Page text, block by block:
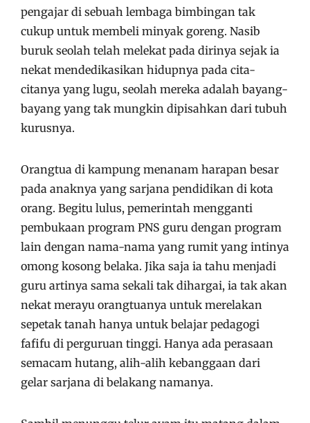
pengajar di sebuah lembaga bimbingan tak
cukup untuk membeli minyak goreng. Nasib
buruk seolah telah melekat pada dirinya sejak ia
nekat mendedikasikan hidupnya pada cita-
citanya yang lugu, seolah mereka adalah bayang-
bayang yang tak mungkin dipisahkan dari tubuh
kurusnya.
Orangtua di kampung menanam harapan besar
pada anaknya yang sarjana pendidikan di kota
orang. Begitu lulus, pemerintah mengganti
pembukaan program PNS guru dengan program
lain dengan nama-nama yang rumit yang intinya
omong kosong belaka. Jika saja ia tahu menjadi
guru artinya sama sekali tak dihargai, ia tak akan
nekat merayu orangtuanya untuk merelakan
sepetak tanah hanya untuk belajar pedagogi
fafifu di perguruan tinggi. Hanya ada perasaan
semacam hutang, alih-alih kebanggaan dari
gelar sarjana di belakang namanya.